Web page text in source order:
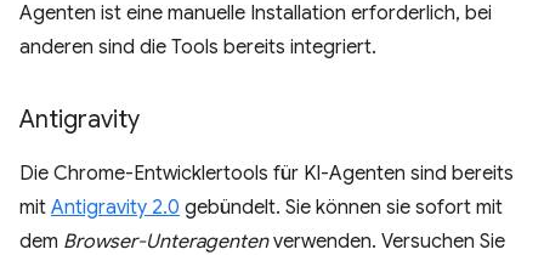
Agenten ist eine manuelle Installation erforderlich, bei
anderen sind die Tools bereits integriert.
Antigravity
Die Chrome-Entwicklertools für KI-Agenten sind bereits
mit Antigravity 2.0 gebündelt. Sie können sie sofort mit
dem Browser-Unteragentenverwenden. Versuchen Sie